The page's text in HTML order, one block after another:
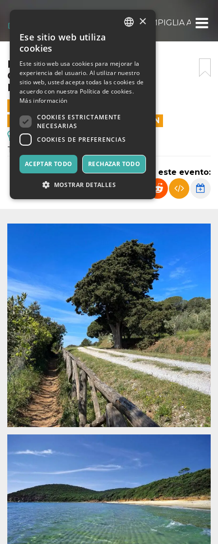
DALL’ANTICA TORRE DI CAMPIGLIA AL
DALL’ANTICA TORRE DI
CAMPIGLIA AL GOLFO DI
BARATTI
28 ABRIL 2024 - 09:30
LAS VENTAS EN LÍNEA TERMINARON
Excursiones y Visitas Guiadas
Trekking costiero
Compartir este evento:
SPANISH
×
Ese sitio web utiliza
cookies
Este sitio web usa cookies para mejorar la
experiencia del usuario. Al utilizar nuestro
sitio web, usted acepta todas las cookies de
acuerdo con nuestra Política de cookies.
Más información
COOKIES ESTRICTAMENTE
NECESARIAS
COOKIES DE PREFERENCIAS
ACEPTAR TODO RECHAZAR TODO
MOSTRAR DETALLES
Las cookies estrictamente necesarias permiten
la funcionalidad principal del sitio web, como
el inicio de sesión de usuario y la gestión de
cuentas. El sitio web no se puede utilizar
correctamente sin las cookies estrictamente
necesarias.
Nombre
Proveedor /
Dominio
Vencimiento Descripción
cf_clearance
Cloudflare,
Inc.
.oooh.events
1 año
Esta cookie es
utilizada por el
servicio
CloudFlare para
identificar el
tráfico web de
confianza y
anular cualquier
restricción de
seguridad
basada en la
dirección IP del
visitante. Es
esencial para
apoyar las
funciones de
seguridad de un
maliciosos.
wordpress_test_cookie
Inc.
.oooh.events
Sesión
Se utiliza en
sitios creados
con Wordpress.
Comprueba si el
navegador tiene
habilitadas las
cookies
PHPSESSID
PHP.net
Sesión
Cookie